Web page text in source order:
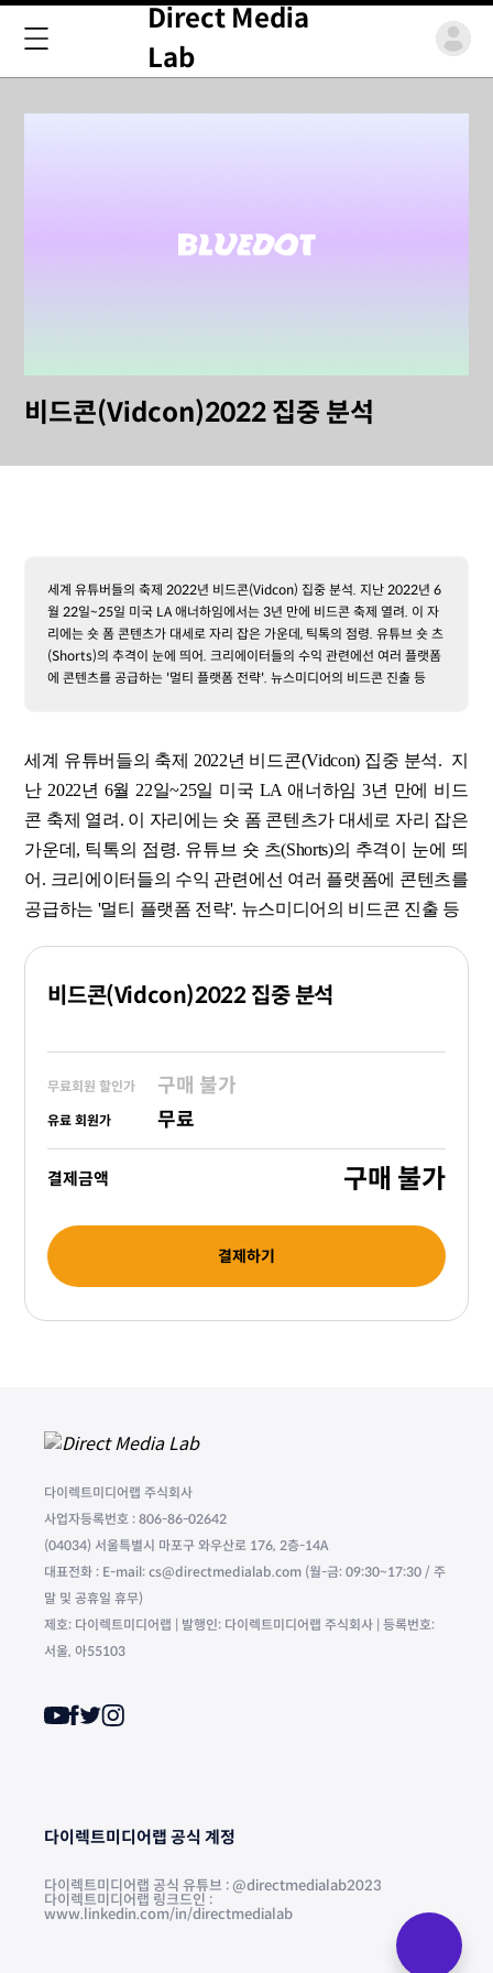
Direct Media
Lab
비드콘(Vidcon)2022 집중 분석
세계 유튜버들의 축제 2022년 비드콘(Vidcon) 집중 분석. 지난 2022년 6
월 22일~25일 미국 LA 애너하임에서는 3년 만에 비드콘 축제 열려. 이 자
리에는 숏 폼 콘텐츠가 대세로 자리 잡은 가운데, 틱톡의 점령. 유튜브 숏 츠
(Shorts)의 추격이 눈에 띄어. 크리에이터들의 수익 관련에선 여러 플랫폼
에 콘텐츠를 공급하는 '멀티 플랫폼 전략'. 뉴스미디어의 비드콘 진출 등
세계 유튜버들의 축제 2022년 비드콘(Vidcon) 집중 분석. 지
난 2022년 6월 22일~25일 미국 LA 애너하임 3년 만에 비드
콘 축제 열려. 이 자리에는 숏 폼 콘텐츠가 대세로 자리 잡은
가운데, 틱톡의 점령. 유튜브 숏 츠(Shorts)의 추격이 눈에 띄
어. 크리에이터들의 수익 관련에선 여러 플랫폼에 콘텐츠를
공급하는 '멀티 플랫폼 전략'. 뉴스미디어의 비드콘 진출 등
비드콘(Vidcon)2022 집중 분석
무료회원 할인가 구매 불가
유료 회원가 무료
결제금액 구매 불가
결제하기
다이렉트미디어랩 주식회사
사업자등록번호 : 806-86-02642
(04034) 서울특별시 마포구 와우산로 176, 2층-14A
대표전화 : E-mail: cs@directmedialab.com (월-금: 09:30~17:30 / 주
말 및 공휴일 휴무)
제호: 다이렉트미디어랩 | 발행인: 다이렉트미디어랩 주식회사 | 등록번호:
서울, 아55103
다이렉트미디어랩 공식 계정
다이렉트미디어랩 공식 유튜브 : @directmedialab2023
다이렉트미디어랩 링크드인 :
www.linkedin.com/in/directmedialab